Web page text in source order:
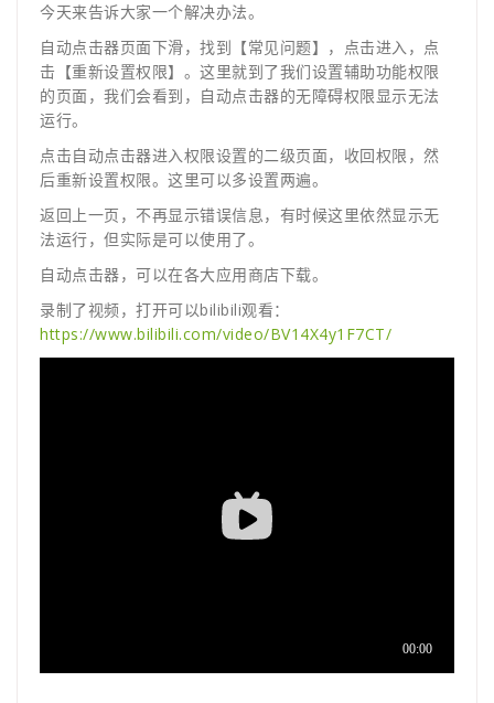
今天来告诉大家一个解决办法。
自动点击器页面下滑，找到【常见问题】，点击进入，点
击【重新设置权限】。这里就到了我们设置辅助功能权限
的页面，我们会看到，自动点击器的无障碍权限显示无法
运行。
点击自动点击器进入权限设置的二级页面，收回权限，然
后重新设置权限。这里可以多设置两遍。
返回上一页，不再显示错误信息，有时候这里依然显示无
法运行，但实际是可以使用了。
自动点击器，可以在各大应用商店下载。
录制了视频，打开可以bilibili观看：
https://www.bilibili.com/video/BV14X4y1F7CT/